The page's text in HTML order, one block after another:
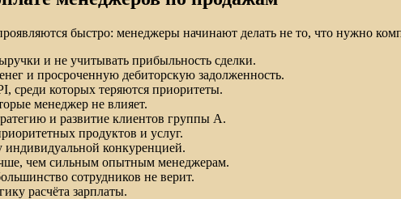
быстро: менеджеры начинают делать не то, что нужно
и не учитывать прибыльность сделки.
и просроченную дебиторскую задолженность.
среди которых теряются приоритеты.
менеджер не влияет.
и развитие клиентов группы А.
продуктов и услуг.
индивидуальной конкуренцией.
чем сильным опытным менеджерам.
сотрудников не верит.
расчёта зарплаты.